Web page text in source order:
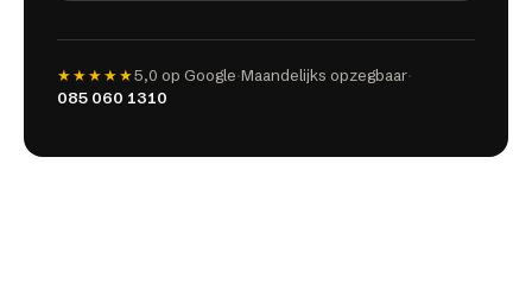
★★★★★5,0 op Google·Maandelijks opzegbaar·
085 060 1310